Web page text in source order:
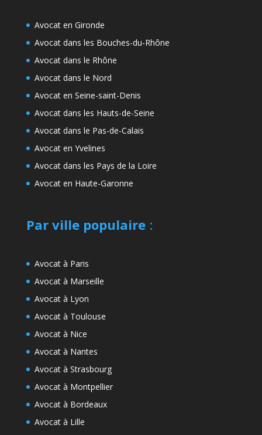
Avocat en Gironde
Avocat dans les Bouches-du-Rhône
Avocat dans le Rhône
Avocat dans le Nord
Avocat en Seine-saint-Denis
Avocat dans les Hauts-de-Seine
Avocat dans le Pas-de-Calais
Avocat en Yvelines
Avocat dans les Pays de la Loire
Avocat en Haute-Garonne
Par ville populaire:
Avocat à Paris
Avocat à Marseille
Avocat à Lyon
Avocat à Toulouse
Avocat à Nice
Avocat à Nantes
Avocat à Strasbourg
Avocat à Montpellier
Avocat à Bordeaux
Avocat à Lille